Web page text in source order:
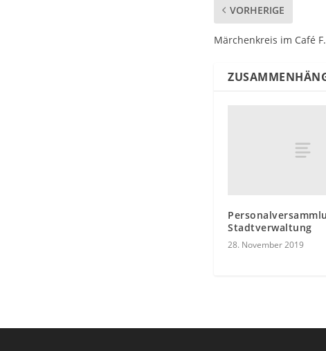
VORHERIGE
Märchenkreis im Café F.
Stadtverwaltung
28. November 2019